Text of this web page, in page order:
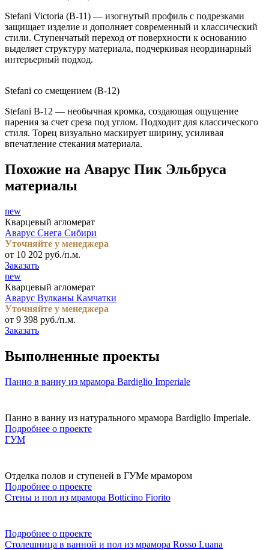
Stefani Victoria (B-11) — изогнутый профиль с подрезками
защищает изделие и дополняет современный и классический
стили. Ступенчатый переход от поверхности к основанию
выделяет структуру материала, подчеркивая неординарный
интерьерный подход.
Stefani со смещением (B-12)
Stefani B-12 — необычная кромка, создающая ощущение
парения за счет среза под углом. Подходит для классического
стиля. Торец визуально маскирует ширину, усиливая
впечатление стекания материала.
Похожие на Аварус Пик Эльбруса
материалы
new
Кварцевый агломерат
Аварус Снега Сибири
Уточняйте у менеджера
от 10 202 руб./п.м.
Заказать
new
Кварцевый агломерат
Аварус Вулканы Камчатки
Уточняйте у менеджера
от 9 398 руб./п.м.
Заказать
Выполненные проекты
Панно в ванну из мрамора Bardiglio Imperiale
Панно в ванну из натурального мрамора Bardiglio Imperiale.
Подробнее о проекте
ГУМ
Отделка полов и ступеней в ГУМе мрамором
Подробнее о проекте
Стены и пол из мрамора Botticino Fiorito
Подробнее о проекте
Столешница в ванной и пол из мрамора Rosso Luana